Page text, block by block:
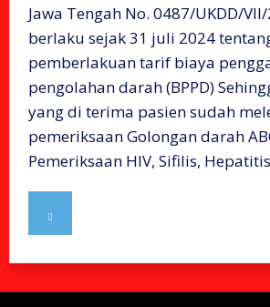
Jawa Tengah No. 0487/UKDD/
berlaku sejak 31 juli 2024
pemberlakuan tarif biaya
pengolahan darah (BPPD)
yang di terima pasien sudah
pemeriksaan Golongan darah
Pemeriksaan HIV, Sifilis,